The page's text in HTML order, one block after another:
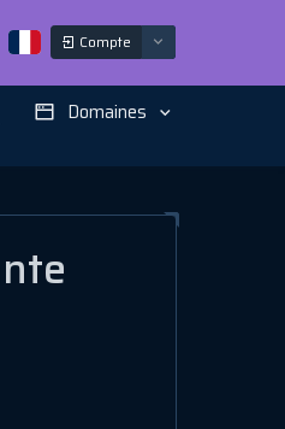
Compte
Domaines